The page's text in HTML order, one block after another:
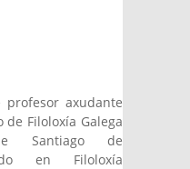
profesor axudante
Filoloxía Galega
Santiago de
en Filoloxía